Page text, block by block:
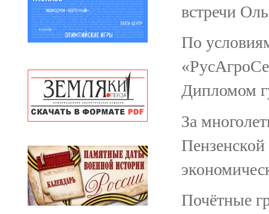
встречи
По
Дипломом
За
Почётные